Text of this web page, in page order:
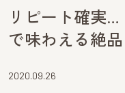
リピート確実
で味わえる絶
2020.09.26